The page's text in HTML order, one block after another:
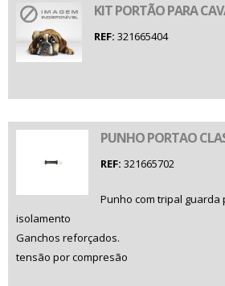
KIT PORTÃO PARA
REF: 321665404
PUNHO PORTAO
REF: 321665702
Punho com tripal guarda
isolamento
Ganchos reforçados.
tensão por compresão